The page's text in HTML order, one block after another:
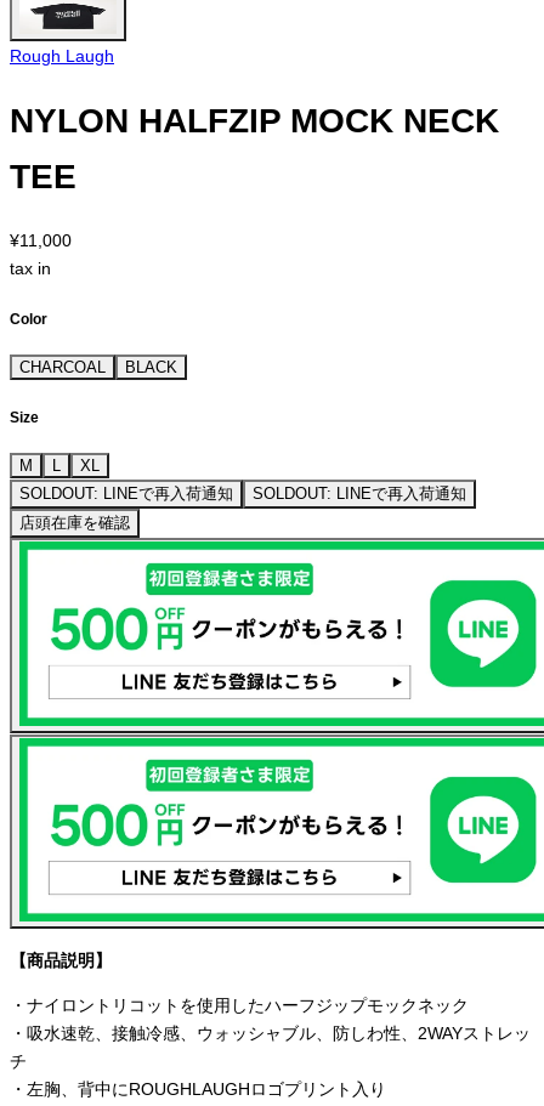
Rough Laugh
NYLON HALFZIP MOCK NECK
TEE
¥11,000
tax in
Color
CHARCOAL BLACK
Size
M L
XL
SOLDOUT: LINEで再入荷通知
SOLDOUT: LINEで再入荷通知
店頭在庫を確認
【商品説明】
・ナイロントリコットを使用したハーフジップモックネック
・吸水速乾、接触冷感、ウォッシャブル、防しわ性、2WAYストレッ
チ
・左胸、背中にROUGHLAUGHロゴプリント入り